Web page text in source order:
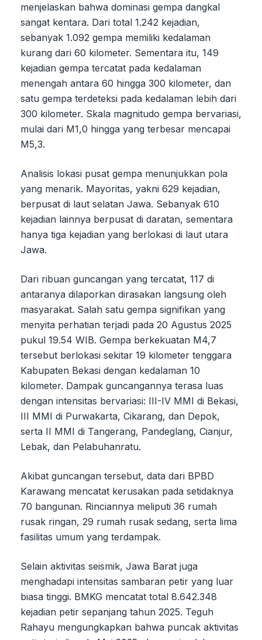
menjelaskan bahwa dominasi gempa dangkal
sangat kentara. Dari total 1.242 kejadian,
sebanyak 1.092 gempa memiliki kedalaman
kurang dari 60 kilometer. Sementara itu, 149
kejadian gempa tercatat pada kedalaman
menengah antara 60 hingga 300 kilometer, dan
satu gempa terdeteksi pada kedalaman lebih dari
300 kilometer. Skala magnitudo gempa bervariasi,
mulai dari M1,0 hingga yang terbesar mencapai
M5,3.
Analisis lokasi pusat gempa menunjukkan pola
yang menarik. Mayoritas, yakni 629 kejadian,
berpusat di laut selatan Jawa. Sebanyak 610
kejadian lainnya berpusat di daratan, sementara
hanya tiga kejadian yang berlokasi di laut utara
Jawa.
Dari ribuan guncangan yang tercatat, 117 di
antaranya dilaporkan dirasakan langsung oleh
masyarakat. Salah satu gempa signifikan yang
menyita perhatian terjadi pada 20 Agustus 2025
pukul 19.54 WIB. Gempa berkekuatan M4,7
tersebut berlokasi sekitar 19 kilometer tenggara
Kabupaten Bekasi dengan kedalaman 10
kilometer. Dampak guncangannya terasa luas
dengan intensitas bervariasi: III-IV MMI di Bekasi,
III MMI di Purwakarta, Cikarang, dan Depok,
serta II MMI di Tangerang, Pandeglang, Cianjur,
Lebak, dan Pelabuhanratu.
Akibat guncangan tersebut, data dari BPBD
Karawang mencatat kerusakan pada setidaknya
70 bangunan. Rinciannya meliputi 36 rumah
rusak ringan, 29 rumah rusak sedang, serta lima
fasilitas umum yang terdampak.
Selain aktivitas seismik, Jawa Barat juga
menghadapi intensitas sambaran petir yang luar
biasa tinggi. BMKG mencatat total 8.642.348
kejadian petir sepanjang tahun 2025. Teguh
Rahayu mengungkapkan bahwa puncak aktivitas